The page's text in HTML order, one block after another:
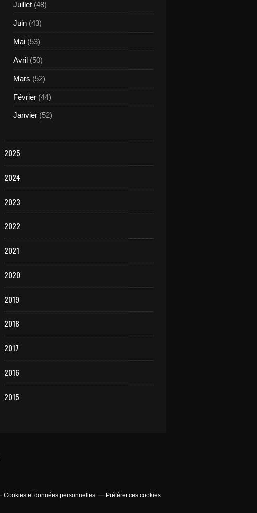
Juillet (48)
Juin (43)
Mai (53)
Avril (50)
Mars (52)
Février (44)
Janvier (52)
2025
2024
2023
2022
2021
2020
2019
2018
2017
2016
2015
Cookies et données personnelles Préférences cookies